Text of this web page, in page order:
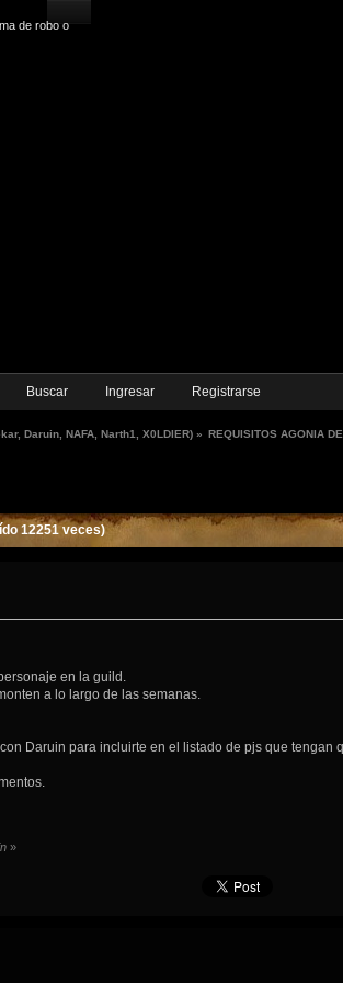
de robo o
Buscar Ingresar Registrarse
, Daruin, NAFA, Narth1, X0LDIER) » REQUISITOS AGONIA
12251 veces)
en la guild.
a lo largo de las semanas.
Daruin para incluirte en el listado de pjs que tengan
»